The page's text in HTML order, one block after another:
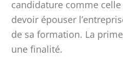
candidature comme
devoir épouser
de sa formation. La prime
une finalité.